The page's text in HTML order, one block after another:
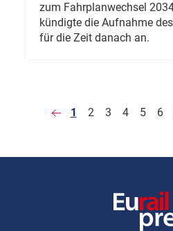
zum Fahrplanwechsel
kündigte die Aufnahme
für die Zeit danach an.
1 2 3 4 5 6